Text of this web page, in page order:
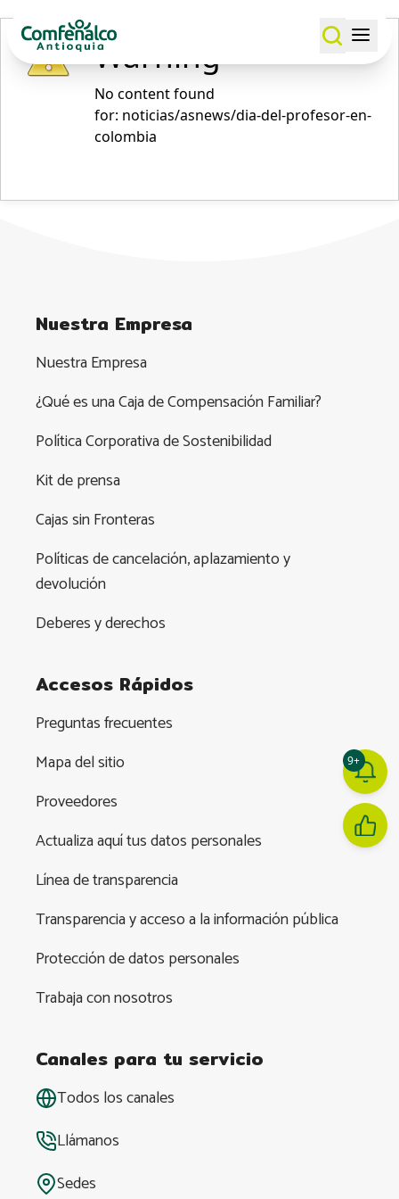
9+
Warning
No content found
for: ‭noticias/asnews/dia-del-profesor-en-
colombia‭
Nuestra Empresa
Nuestra Empresa
¿Qué es una Caja de Compensación Familiar?
Política Corporativa de Sostenibilidad
Kit de prensa
Cajas sin Fronteras
Políticas de cancelación, aplazamiento y
devolución
Deberes y derechos
Accesos Rápidos
Preguntas frecuentes
Mapa del sitio
Proveedores
Actualiza aquí tus datos personales
Línea de transparencia
Transparencia y acceso a la información pública
Protección de datos personales
Trabaja con nosotros
Canales para tu servicio
Todos los canales
Llámanos
Sedes